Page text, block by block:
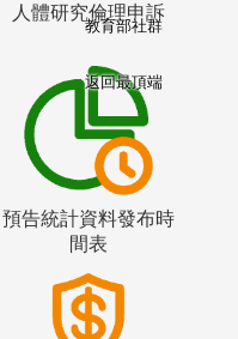
人體研究倫理申訴
預告統計資料發布時
間表
教育部社群
返回最頂端